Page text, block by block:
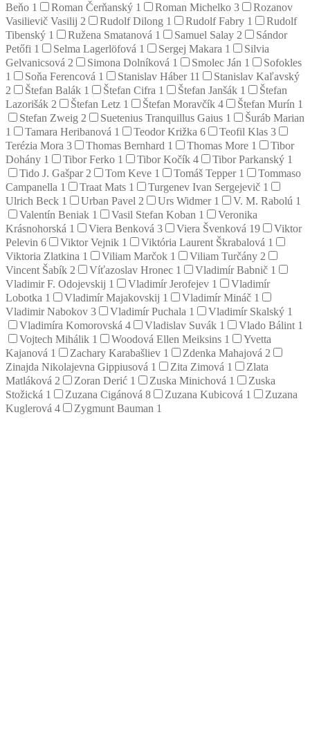
Beňo 1 Roman Čerňanský 1 Roman Michelko 3
Rozanov
Vasilievič Vasilij 2 Rudolf Dilong 1 Rudolf Fabry 1
Rudolf
Tibenský 1 Ružena Smatanová 1 Samuel Salay 2
Sándor
Petőfi 1 Selma Lagerlöfová 1 Sergej Makara 1
Silvia
Gelvanicsová 2 Simona Dolníková 1 Smolec Ján 1
Sofokles
1
Soňa Ferencová 1 Stanislav Háber 11
Stanislav Kaľavský
2
Štefan Balák 1 Štefan Cifra 1 Štefan Janšák 1
Štefan
Lazorišák 2 Štefan Letz 1 Štefan Moravčík 4 Štefan Murín 1
Stefan Zweig 2 Suetenius Tranquillus Gaius 1
Šuráb Marian
1
Tamara Heribanová 1 Teodor Križka 6 Teofil Klas 3
Terézia Mora 3 Thomas Bernhard 1 Thomas More 1
Tibor
Dohány 1 Tibor Ferko 1 Tibor Kočík 4 Tibor Parkanský 1
Tido J. Gašpar 2 Tom Keve 1 Tomáš Tepper 1
Tommaso
Campanella 1 Traat Mats 1 Turgenev Ivan Sergejevič 1
Ulrich Beck 1 Urban Pavel 2 Urs Widmer 1 V. M. Rabolú 1
Valentín Beniak 1 Vasil Stefan Koban 1
Veronika
Krásnohorská 1 Viera Benková 3 Viera Švenková 19
Viktor
Pelevin 6 Viktor Vejnik 1 Viktória Laurent Škrabalová 1
Viktoria Zlatkina 1 Viliam Marčok 1 Viliam Turčány 2
Vincent Šabík 2 Víťazoslav Hronec 1 Vladimír Babnič 1
Vladimir F. Odojevskij 1 Vladimír Jerofejev 1
Vladimír
Lobotka 1 Vladimír Majakovskij 1 Vladimír Mináč 1
Vladimir Nabokov 3 Vladimír Puchala 1 Vladimír Skalský 1
Vladimíra Komorovská 4 Vladislav Suvák 1 Vlado Bálint 1
Vojtech Mihálik 1 Woodová Ellen Meiksins 1
Yvetta
Kajanová 1 Zachary Karabašliev 1 Zdenka Mahajová 2
Zinajda Nikolajevna Gippiusová 1 Zita Zimová 1
Zlata
Matláková 2 Zoran Derić 1 Zuska Minichová 1
Zuska
Stožická 1 Zuzana Cigánová 8 Zuzana Kubicová 1
Zuzana
Kuglerová 4 Zygmunt Bauman 1